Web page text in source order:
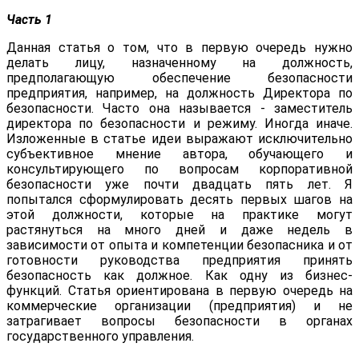
Часть 1
Данная статья о том, что в первую очередь нужно
делать лицу, назначенному на должность,
предполагающую обеспечение безопасности
предприятия, например, на должность Директора по
безопасности. Часто она называется - заместитель
директора по безопасности и режиму. Иногда иначе.
Изложенные в статье идеи выражают исключительно
субъективное мнение автора, обучающего и
консультирующего по вопросам корпоративной
безопасности уже почти двадцать пять лет. Я
попытался сформулировать десять первых шагов на
этой должности, которые на практике могут
растянуться на много дней и даже недель в
зависимости от опыта и компетенции безопасника и от
готовности руководства предприятия принять
безопасность как должное. Как одну из бизнес-
функций. Статья ориентирована в первую очередь на
коммерческие организации (предприятия) и не
затрагивает вопросы безопасности в органах
государственного управления.